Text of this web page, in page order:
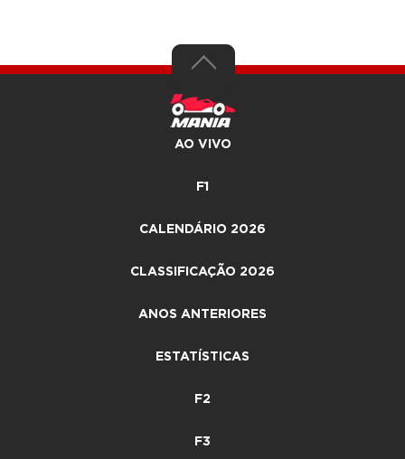
AO VIVO
F1
CALENDÁRIO 2026
CLASSIFICAÇÃO 2026
ANOS ANTERIORES
ESTATÍSTICAS
F2
F3